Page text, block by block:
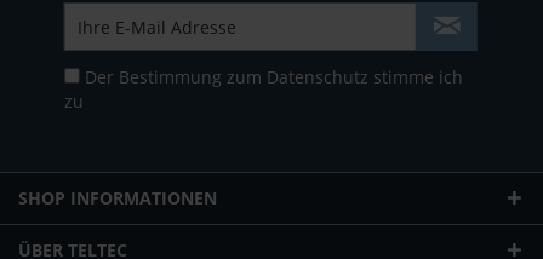
Der Bestimmung zum Datenschutz stimme ich
zu
SHOP INFORMATIONEN
ÜBER TELTEC